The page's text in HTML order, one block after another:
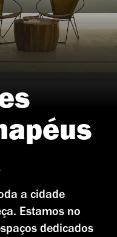
a cidade
Estamos no
dedicados